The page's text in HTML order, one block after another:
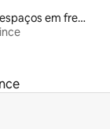
Aluguéis de espaços em frente à praia